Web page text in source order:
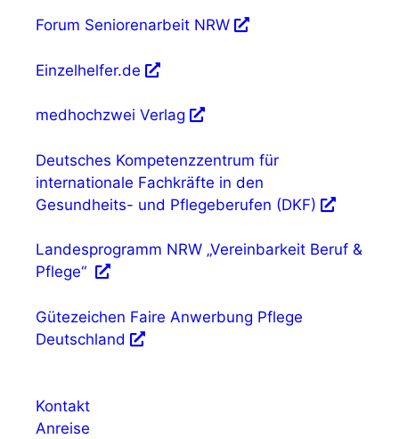
Forum Seniorenarbeit NRW
Einzelhelfer.de
medhochzwei Verlag
Deutsches Kompetenzzentrum für
internationale Fachkräfte in den
Gesundheits- und Pflegeberufen (DKF)
Landesprogramm NRW „Vereinbarkeit Beruf &
Pflege“
Gütezeichen Faire Anwerbung Pflege
Deutschland
Kontakt
Anreise